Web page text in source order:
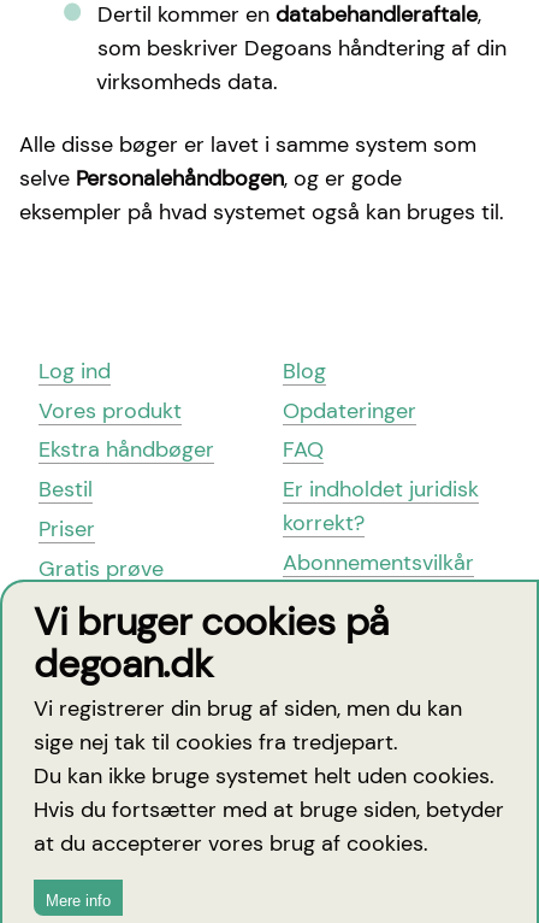
Dertil kommer en databehandleraftale,
som beskriver Degoans håndtering af din
virksomheds data.
Alle disse bøger er lavet i samme system som
selve Personalehåndbogen, og er gode
eksempler på hvad systemet også kan bruges til.
Topmenu
Log ind
Vores produkt
Ekstra håndbøger
Bestil
Priser
Gratis prøve
Book en demo
Whistleblower-
ordning
Blog
Opdateringer
FAQ
Er indholdet juridisk
korrekt?
Abonnementsvilkår
Cookie-politik
Kontakt
degoan
Tlf.:30 14 37 07
info@degoan.dk
Vi bruger cookies på
degoan.dk
Vi registrerer din brug af siden, men du kan
sige nej tak til cookies fra tredjepart.
Du kan ikke bruge systemet helt uden cookies.
Hvis du fortsætter med at bruge siden, betyder
at du accepterer vores brug af cookies.
Mere info